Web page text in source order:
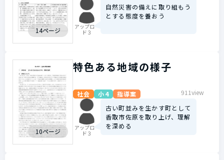
14ページ
アップロー
ド３
自然災害の備えに取り組もう
とする態度を養おう
10ページ
特色ある地域の様子
社会 小4 指導案 911view
アップロー
ド３
古い町並みを生かす町として
香取市佐原を取り上げ、理解
を深める